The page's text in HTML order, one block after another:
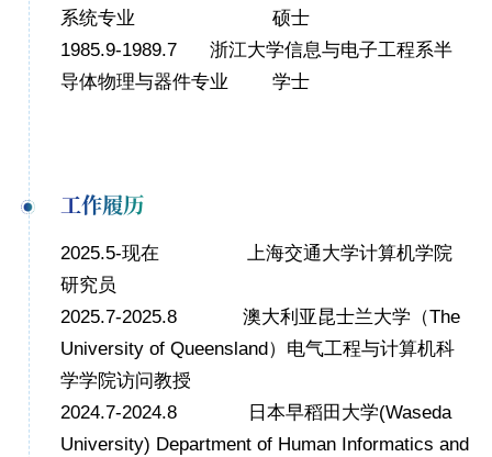
系统专业
硕士
1985.9-1989.7 浙江大学信息与电子工程系半
导体物理与器件专业
学士
工作履历
2025.5-现在 上海交通大学计算机学院
研究员
2025.7-2025.8澳大利亚昆士兰大学（The
University of Queensland）电气工程与计算机科
学学院访问教授
2024.7-2024.8 日本早稻田大学(Waseda
University) Department of Human Informatics and